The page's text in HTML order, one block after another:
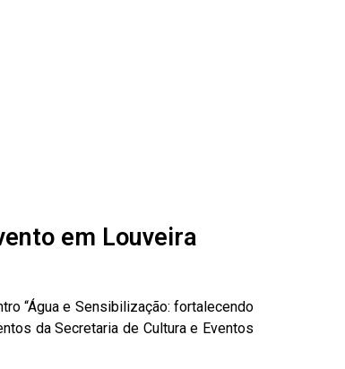
em Louveira
“Água e Sensibilização: fortalecendo
da Secretaria de Cultura e Eventos